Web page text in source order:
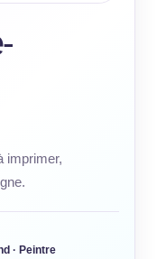
imprimer,
· Peintre